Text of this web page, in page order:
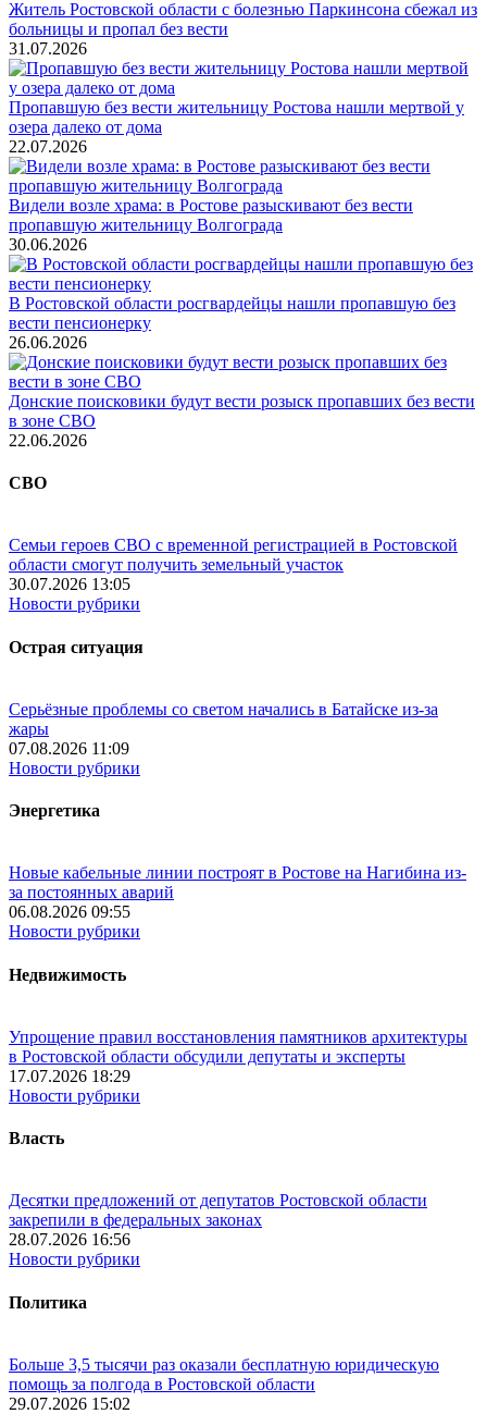
Житель Ростовской области с болезнью Паркинсона сбежал из
больницы и пропал без вести
31.07.2026
Пропавшую без вести жительницу Ростова нашли мертвой у
озера далеко от дома
22.07.2026
Видели возле храма: в Ростове разыскивают без вести
пропавшую жительницу Волгограда
30.06.2026
В Ростовской области росгвардейцы нашли пропавшую без
вести пенсионерку
26.06.2026
Донские поисковики будут вести розыск пропавших без вести
в зоне СВО
22.06.2026
СВО
Семьи героев СВО с временной регистрацией в Ростовской
области смогут получить земельный участок
30.07.2026 13:05
Новости рубрики
Острая ситуация
Серьёзные проблемы со светом начались в Батайске из-за
жары
07.08.2026 11:09
Новости рубрики
Энергетика
Новые кабельные линии построят в Ростове на Нагибина из-
за постоянных аварий
06.08.2026 09:55
Новости рубрики
Недвижимость
Упрощение правил восстановления памятников архитектуры
в Ростовской области обсудили депутаты и эксперты
17.07.2026 18:29
Новости рубрики
Власть
Десятки предложений от депутатов Ростовской области
закрепили в федеральных законах
28.07.2026 16:56
Новости рубрики
Политика
Больше 3,5 тысячи раз оказали бесплатную юридическую
помощь за полгода в Ростовской области
29.07.2026 15:02